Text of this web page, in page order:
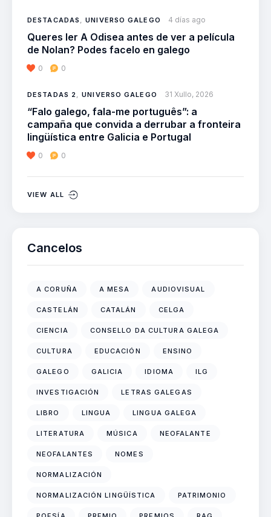
DESTACADAS ,UNIVERSO GALEGO 4 días ago
Queres ler A Odisea antes de ver a película
de Nolan? Podes facelo en galego
0 0
DESTADAS 2,UNIVERSO GALEGO 31 Xullo, 2026
“Falo galego, fala-me português”: a
campaña que convida a derrubar a fronteira
lingüística entre Galicia e Portugal
0 0
VIEW ALL
Cancelos
A CORUÑA A MESA AUDIOVISUAL
CASTELÁN CATALÁN CELGA
CIENCIA CONSELLO DA CULTURA GALEGA
CULTURA EDUCACIÓN ENSINO
GALEGO GALICIA IDIOMA ILG
INVESTIGACIÓN LETRAS GALEGAS
LIBRO LINGUA LINGUA GALEGA
LITERATURA MÚSICA NEOFALANTE
NEOFALANTES NOMES
NORMALIZACIÓN
NORMALIZACIÓN LINGÜÍSTICA PATRIMONIO